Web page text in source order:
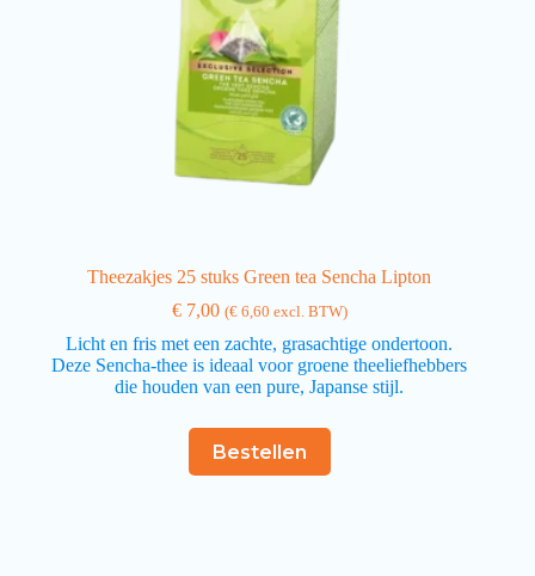
Theezakjes 25 stuks Green tea Sencha Lipton
€7,00 (€6,60 excl. BTW)
Licht en fris met een zachte, grasachtige ondertoon.
Deze Sencha-thee is ideaal voor groene theeliefhebbers
die houden van een pure, Japanse stijl.
Bestellen